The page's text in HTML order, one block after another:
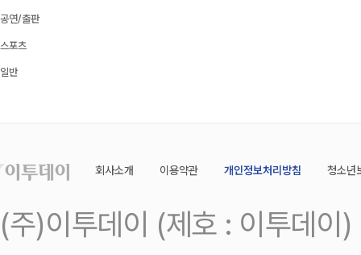
공연/출판
스포츠
일반
회사소개 이용약관 개인정보처리방침 청소년
(주)이투데이 (제호 : 이투데